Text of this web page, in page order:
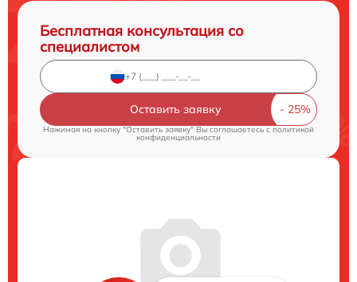
Бесплатная консультация со
специалистом
Оставить заявку
Нажимая на кнопку "Оставить заявку" Вы соглашаетесь cполитикой
конфиденциальности